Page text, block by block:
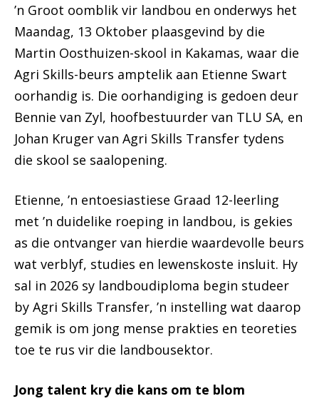
’n Groot oomblik vir landbou en onderwys het
Maandag, 13 Oktober plaasgevind by die
Martin Oosthuizen-skool in Kakamas, waar die
Agri Skills-beurs amptelik aan Etienne Swart
oorhandig is. Die oorhandiging is gedoen deur
Bennie van Zyl, hoofbestuurder van TLU SA, en
Johan Kruger van Agri Skills Transfer tydens
die skool se saalopening.
Etienne, ’n entoesiastiese Graad 12-leerling
met ’n duidelike roeping in landbou, is gekies
as die ontvanger van hierdie waardevolle beurs
wat verblyf, studies en lewenskoste insluit. Hy
sal in 2026 sy landboudiploma begin studeer
by Agri Skills Transfer, ’n instelling wat daarop
gemik is om jong mense prakties en teoreties
toe te rus vir die landbousektor.
Jong talent kry die kans om te blom